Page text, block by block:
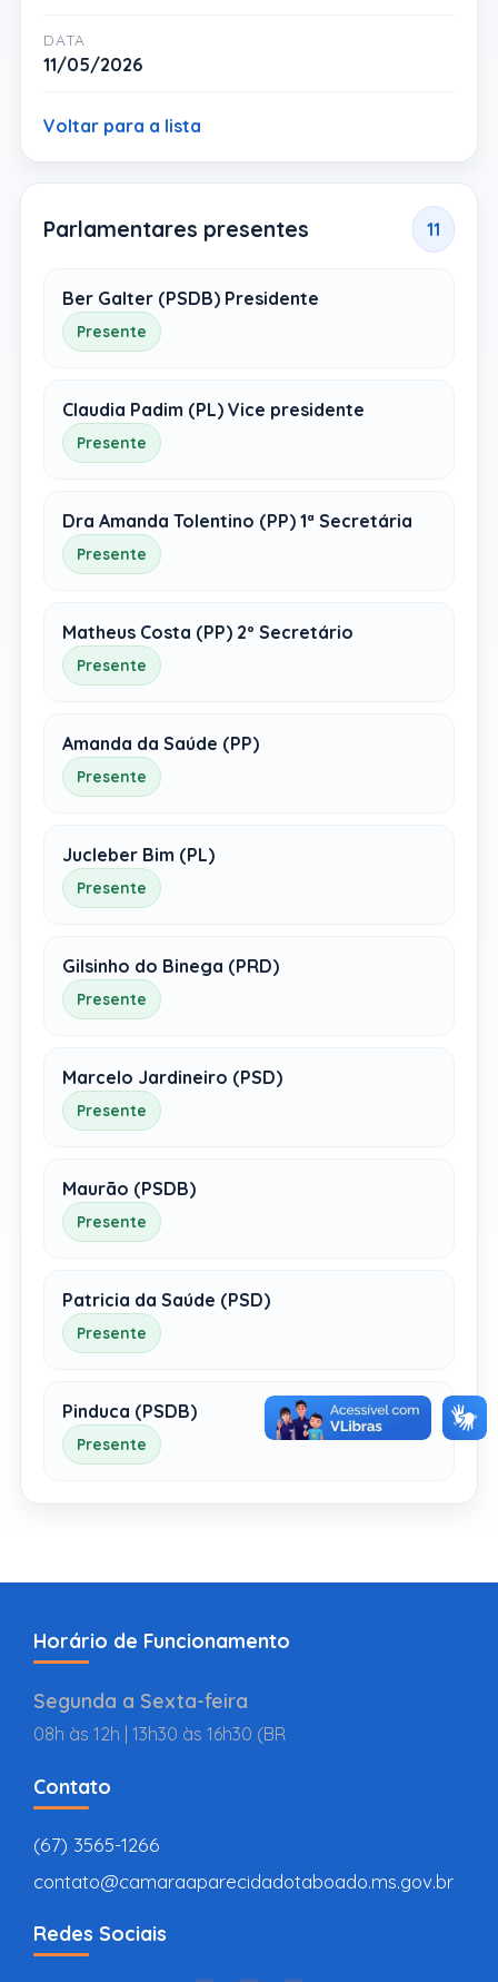
DATA
11/05/2026
Voltar para a lista
Parlamentares presentes 11
Ber Galter (PSDB) Presidente
Presente
Claudia Padim (PL) Vice presidente
Presente
Dra Amanda Tolentino (PP) 1ª Secretária
Presente
Matheus Costa (PP) 2º Secretário
Presente
Amanda da Saúde (PP)
Presente
Jucleber Bim (PL)
Presente
Gilsinho do Binega (PRD)
Presente
Marcelo Jardineiro (PSD)
Presente
Maurão (PSDB)
Presente
Patricia da Saúde (PSD)
Presente
Pinduca (PSDB)
Presente
Horário de Funcionamento
Segunda a Sexta-feira
08h às 12h | 13h30 às 16h30 (BR
Contato
(67) 3565-1266
contato@camaraaparecidadotaboado.ms.gov.br
Redes Sociais